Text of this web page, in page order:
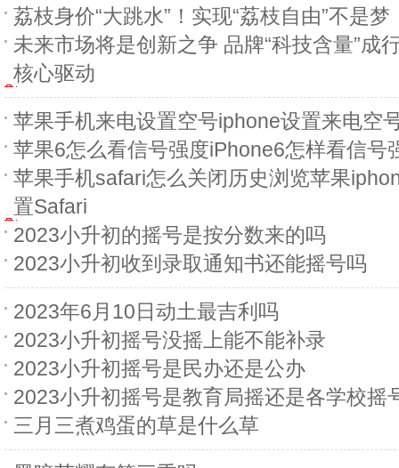
荔枝身价“大跳水”！实现“荔枝自由”不是梦
未来市场将是创新之争 品牌“科技含量”成
核心驱动
苹果手机来电设置空号iphone设置来电空
苹果6怎么看信号强度iPhone6怎样看信号
苹果手机safari怎么关闭历史浏览苹果
置Safari
2023小升初的摇号是按分数来的吗
2023小升初收到录取通知书还能摇号吗
2023年6月10日动土最吉利吗
2023小升初摇号没摇上能不能补录
2023小升初摇号是民办还是公办
2023小升初摇号是教育局摇还是各学校摇
三月三煮鸡蛋的草是什么草